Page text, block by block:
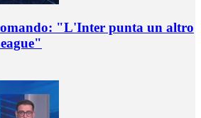
"L'Inter punta un altro